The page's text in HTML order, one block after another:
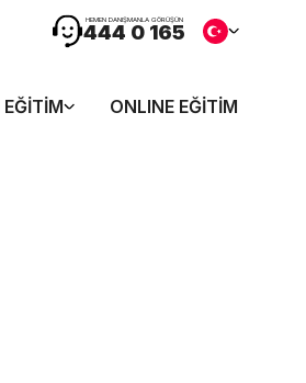
HEMEN DANIŞMANLA GÖRÜŞÜN
444 0 165
ONLINE EĞITIM